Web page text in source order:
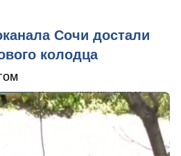
Сочи достали
колодца